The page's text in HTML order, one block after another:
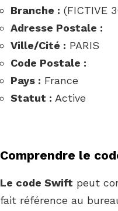
Branche : (FICTIVE
Adresse Postale :
Ville/Cité : PARIS
Code Postale :
Pays : France
Statut : Active
Comprendre le
Le code Swift peut
fait référence au